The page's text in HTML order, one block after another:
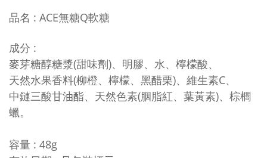
品名 : ACE無糖Q軟糖
成分 :
麥芽糖醇糖漿(甜味劑)、明膠、水、檸檬酸、
天然水果香料(柳橙、檸檬、黑醋栗)、 維生素C、
中鏈三酸甘油酯、天然色素(胭脂紅、葉黃素)、棕櫚
蠟。
容量 : 48g